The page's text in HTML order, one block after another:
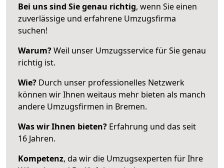
Bei uns sind Sie genau richtig, wenn Sie einen
zuverlässige und erfahrene Umzugsfirma
suchen!
Warum?Weil unser Umzugsservice für Sie genau
richtig ist.
Wie? Durch unser professionelles Netzwerk
können wir Ihnen weitaus mehr bieten als manch
andere Umzugsfirmen in Bremen.
Was wir Ihnen bieten? Erfahrung und das seit
16 Jahren.
Kompetenz, da wir die Umzugsexperten für Ihre